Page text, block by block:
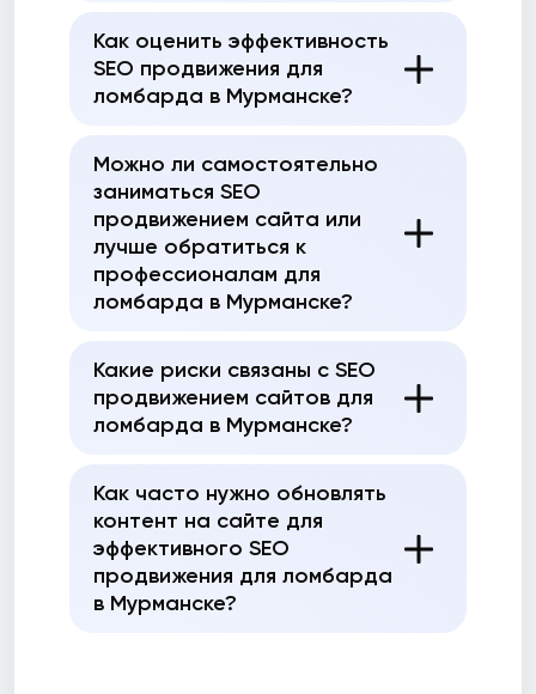
Как оценить эффективность
SEO продвижения для
ломбарда в Мурманске?
Можно ли самостоятельно
заниматься SEO
продвижением сайта или
лучше обратиться к
профессионалам для
ломбарда в Мурманске?
Какие риски связаны с SEO
продвижением сайтов для
ломбарда в Мурманске?
Как часто нужно обновлять
контент на сайте для
эффективного SEO
продвижения для ломбарда
в Мурманске?